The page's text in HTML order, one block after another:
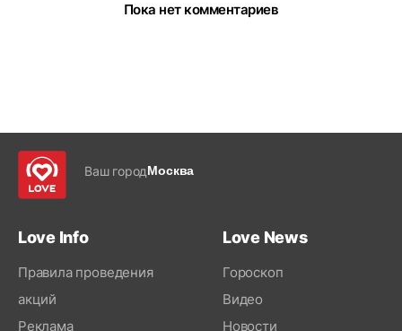
Пока нет комментариев
Ваш городМосква
Love Info
Правила проведения
акций
Реклама
Love News
Гороскоп
Видео
Новости